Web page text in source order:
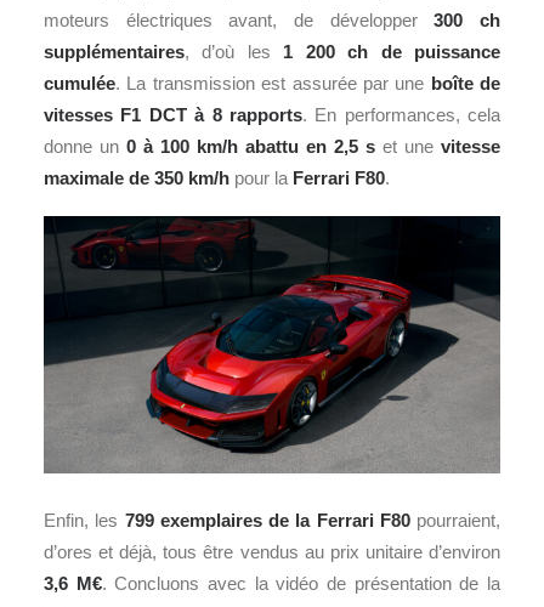
moteurs électriques avant, de développer300 ch
supplémentaires, d’où les 1 200 ch de puissance
cumulée. La transmission est assurée par une boîte de
vitesses F1 DCT à 8 rapports. En performances, cela
donne un 0 à 100 km/h abattu en 2,5 s et une vitesse
maximale de 350 km/h pour la Ferrari F80.
Enfin, les 799 exemplaires de la Ferrari F80pourraient,
d’ores et déjà, tous être vendus au prix unitaire d’environ
3,6 M€. Concluons avec la vidéo de présentation de la